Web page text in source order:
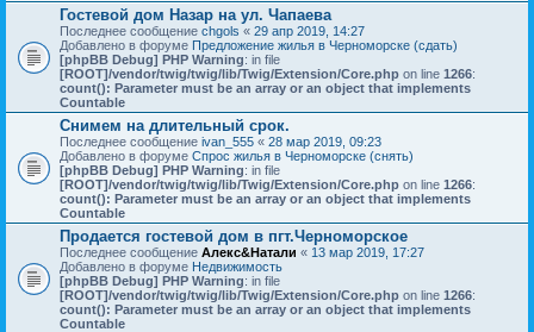
Гостевой дом Назар на ул. Чапаева
Последнее сообщение chgols « 29 апр 2019, 14:27
Добавлено в форуме Предложение жилья в Черноморске (сдать)
[phpBB Debug] PHP Warning: in file
[ROOT]/vendor/twig/twig/lib/Twig/Extension/Core.php on line 1266:
count(): Parameter must be an array or an object that implements
Countable
Снимем на длительный срок.
Последнее сообщение ivan_555 « 28 мар 2019, 09:23
Добавлено в форуме Спрос жилья в Черноморске (снять)
[phpBB Debug] PHP Warning: in file
[ROOT]/vendor/twig/twig/lib/Twig/Extension/Core.php on line 1266:
count(): Parameter must be an array or an object that implements
Countable
Продается гостевой дом в пгт.Черноморское
Последнее сообщение Алекс&Натали « 13 мар 2019, 17:27
Добавлено в форуме Недвижимость
[phpBB Debug] PHP Warning: in file
[ROOT]/vendor/twig/twig/lib/Twig/Extension/Core.php on line 1266:
count(): Parameter must be an array or an object that implements
Countable